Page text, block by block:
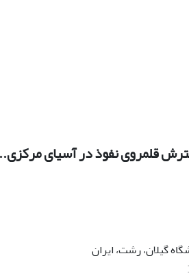
قلمروی نفوذ در آسیای مرکزی..
گیلان، رشت، ایران